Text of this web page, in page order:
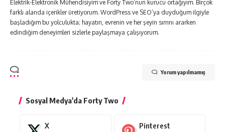
Elektrik-Elektronik Mühendisiyim ve Forty Two’nun kurucu ortağıyım. Birçok
farklı alanda içerikler üretiyorum. WordPress ve SEO’ya duyduğum ilgiyle
başladığım bu yolculukta; hayatın, evrenin ve her şeyin sırrını ararken
edindiğim deneyimleri sizlerle paylaşmaya çalışıyorum.
Yorum yapılmamış
Sosyal Medya'da Forty Two
X Pinterest